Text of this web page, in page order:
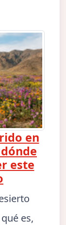
en
este
es,